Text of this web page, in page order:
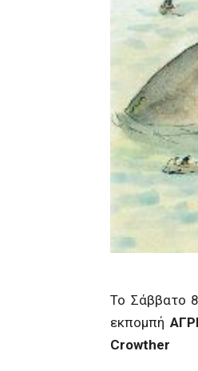
Το Σάββατο
εκπομπή
Crowther